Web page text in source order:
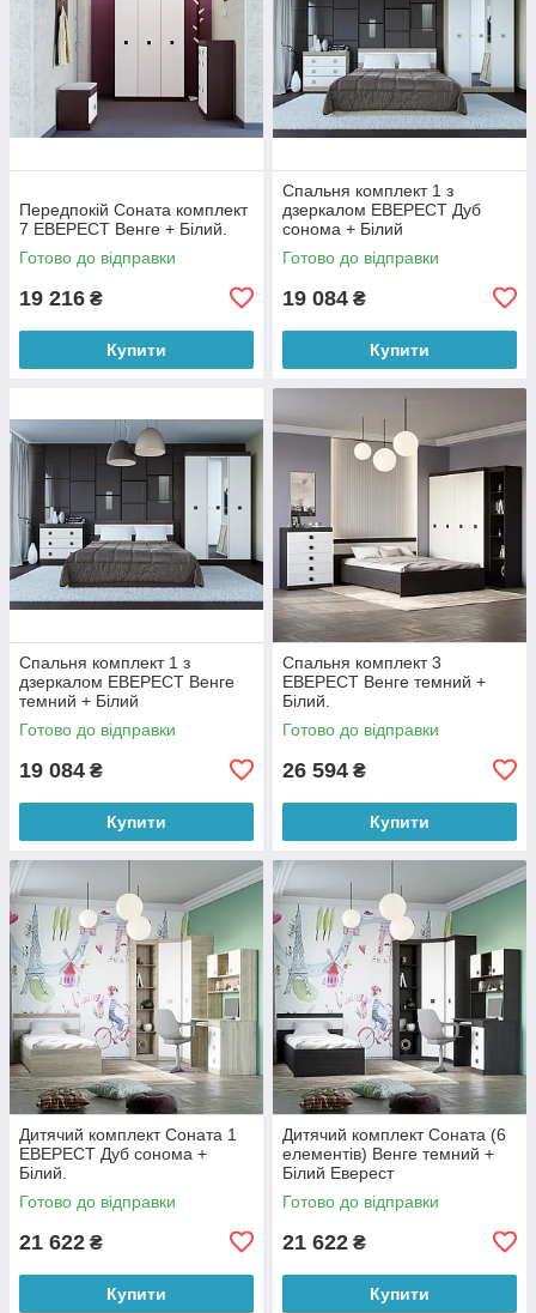
Передпокій Соната комплект
7 ЕВЕРЕСТ Венге + Білий.
Готово до відправки
19 216 ₴
Купити
Спальня комплект 1 з
дзеркалом ЕВЕРЕСТ Дуб
сонома + Білий
Готово до відправки
19 084 ₴
Купити
Спальня комплект 1 з
дзеркалом ЕВЕРЕСТ Венге
темний + Білий
Готово до відправки
19 084 ₴
Купити
Спальня комплект 3
ЕВЕРЕСТ Венге темний +
Білий.
Готово до відправки
26 594 ₴
Купити
Дитячий комплект Соната 1
ЕВЕРЕСТ Дуб сонома +
Білий.
Готово до відправки
21 622 ₴
Купити
Дитячий комплект Соната (6
елементів) Венге темний +
Білий Еверест
Готово до відправки
21 622 ₴
Купити